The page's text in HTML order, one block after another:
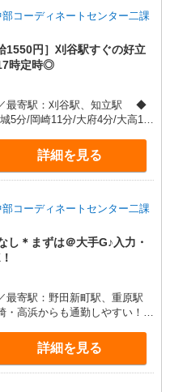
コーディネートセンター二課
1550円］刈谷駅すぐの好立
時定時◎
最寄駅：刈谷駅、知立駅 ◆
5分/岡崎11分/大府4分/大高15
す
詳細を見る
コーディネートセンター二課
し＊まずは＠大手G♪入力・
最寄駅：野田新町駅、重原駅
・高浜からも通勤しやすい！
詳細を見る